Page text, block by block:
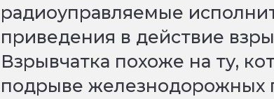
радиоуправляемые
приведения в действие
Взрывчатка похоже на ту,
подрыве железнодорожных